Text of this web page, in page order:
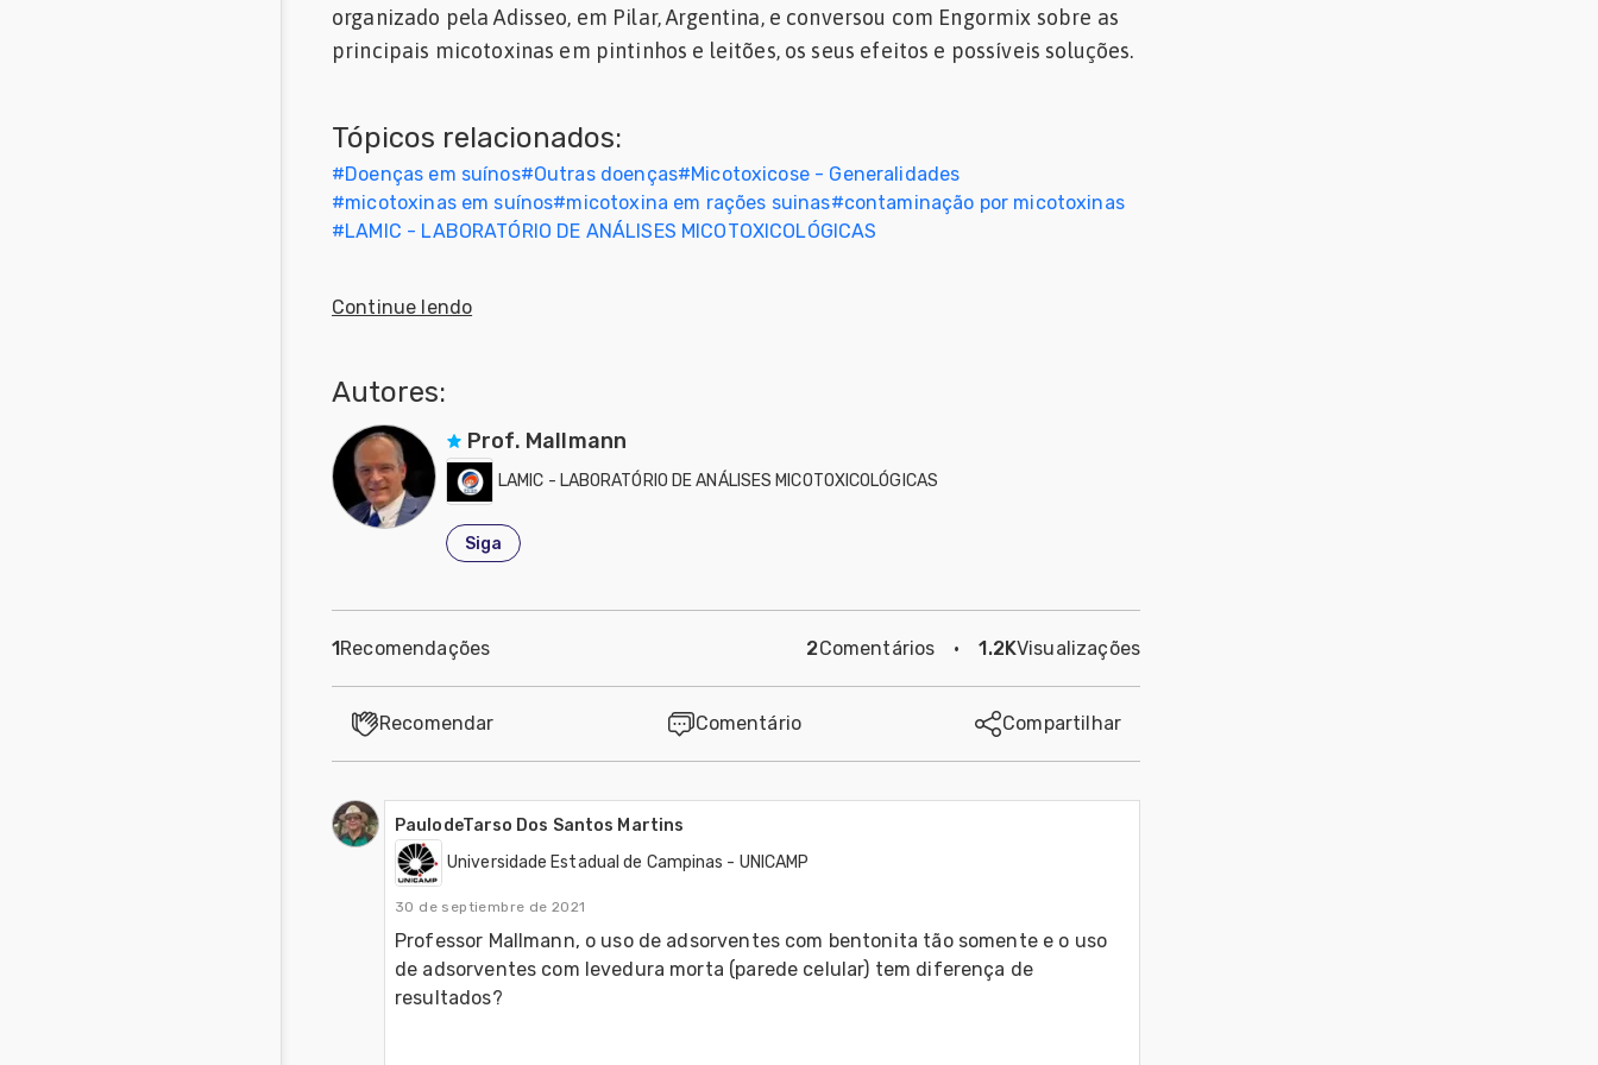
organizado pela Adisseo, em Pilar, Argentina, e conversou com Engormix sobre as
principais micotoxinas em pintinhos e leitões, os seus efeitos e possíveis soluções.
Tópicos relacionados:
#Doenças em suínos#Outras doenças#Micotoxicose - Generalidades
#micotoxinas em suínos#micotoxina em rações suinas#contaminação por micotoxinas
#LAMIC - LABORATÓRIO DE ANÁLISES MICOTOXICOLÓGICAS
Continue lendo
Autores:
Prof. Mallmann
LAMIC - LABORATÓRIO DE ANÁLISES MICOTOXICOLÓGICAS
Siga
1Recomendações 2Comentários · 1.2KVisualizações
Recomendar Comentário Compartilhar
PaulodeTarso Dos Santos Martins
Universidade Estadual de Campinas - UNICAMP
30 de septiembre de 2021
Professor Mallmann, o uso de adsorventes com bentonita tão somente e o uso
de adsorventes com levedura morta (parede celular) tem diferença de
resultados?